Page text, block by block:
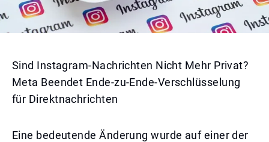
Sind Instagram-Nachrichten Nicht Mehr Privat?
Meta Beendet Ende-zu-Ende-Verschlüsselung
für Direktnachrichten
Eine bedeutende Änderung wurde auf einer der